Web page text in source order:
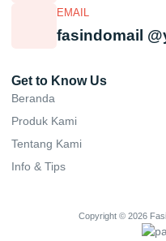
EMAIL
fasindomail
Get to Know Us
Beranda
Produk Kami
Tentang Kami
Info & Tips
Copyright © 2026